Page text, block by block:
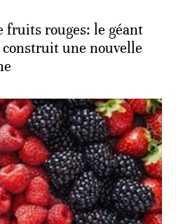
fruits rouges: le géant
une nouvelle